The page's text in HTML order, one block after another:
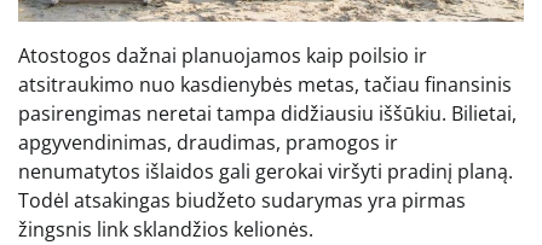
Atostogos dažnai planuojamos kaip poilsio ir
atsitraukimo nuo kasdienybės metas, tačiau finansinis
pasirengimas neretai tampa didžiausiu iššūkiu. Bilietai,
apgyvendinimas, draudimas, pramogos ir
nenumatytos išlaidos gali gerokai viršyti pradinį planą.
Todėl atsakingas biudžeto sudarymas yra pirmas
žingsnis link sklandžios kelionės.